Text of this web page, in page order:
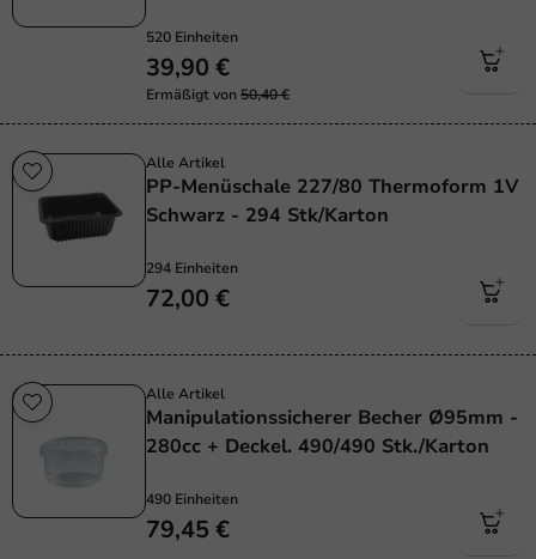
520 Einheiten
39,90 €
Ermäßigt von50,40 €
Alle Artikel
PP-Menüschale 227/80 Thermoform 1V
Schwarz - 294 Stk/Karton
294 Einheiten
72,00 €
Alle Artikel
Manipulationssicherer Becher Ø95mm -
280cc + Deckel. 490/490 Stk./Karton
490 Einheiten
79,45 €